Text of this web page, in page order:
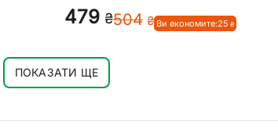
‍479‍ ₴‍504‍ ₴ Ви економите:‍25‍ ₴
ПОКАЗАТИ ЩЕ